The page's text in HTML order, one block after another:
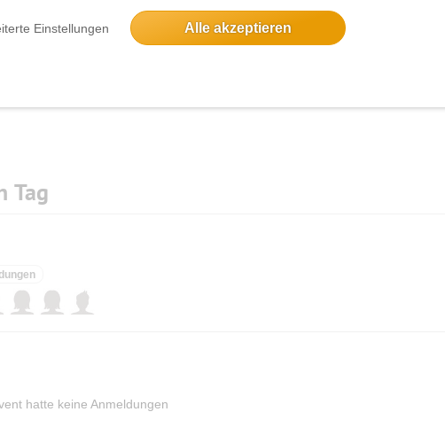
Einstellungen Alle akzeptieren
Bildergalerien sind nur für eingeloggte Mitglieder sichtbar.
Tag
hatte keine Anmeldungen